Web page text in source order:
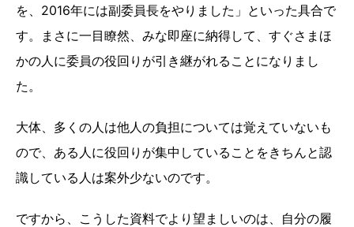
を、2016年には副委員長をやりました」といった具合で
す。まさに一目瞭然、みな即座に納得して、すぐさまほ
かの人に委員の役回りが引き継がれることになりまし
た。
大体、多くの人は他人の負担については覚えていないも
ので、ある人に役回りが集中していることをきちんと認
識している人は案外少ないのです。
ですから、こうした資料でより望ましいのは、自分の履